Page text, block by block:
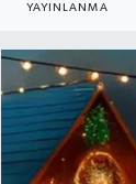
YAYINLANMA